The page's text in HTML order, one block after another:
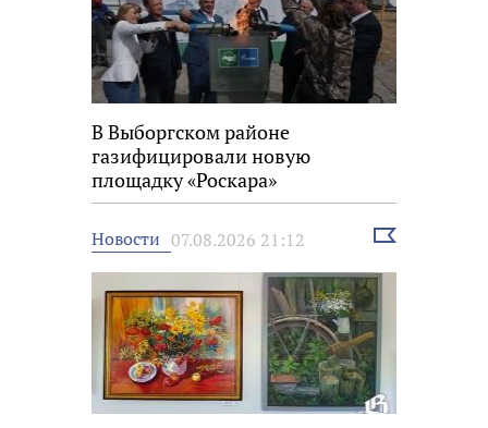
В Выборгском районе
газифицировали новую
площадку «Роскара»
Новости 07.08.2026 21:12
Выбрать